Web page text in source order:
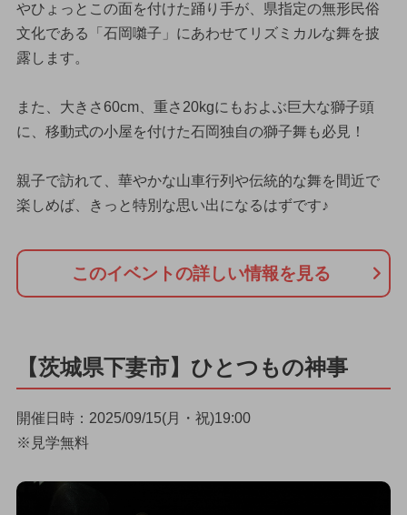
やひょっとこの面を付けた踊り手が、県指定の無形民俗
文化である「石岡囃子」にあわせてリズミカルな舞を披
露します。
また、大きさ60cm、重さ20kgにもおよぶ巨大な獅子頭
に、移動式の小屋を付けた石岡独自の獅子舞も必見！
親子で訪れて、華やかな山車行列や伝統的な舞を間近で
楽しめば、きっと特別な思い出になるはずです♪
このイベントの詳しい情報を見る
【茨城県下妻市】ひとつもの神事
開催日時：2025/09/15(月・祝)19:00
※見学無料